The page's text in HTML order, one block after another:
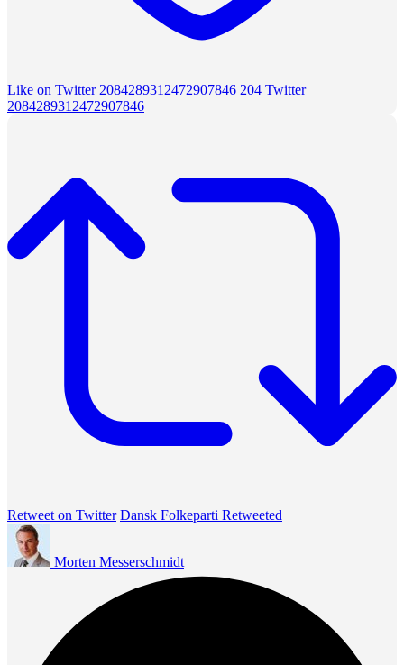
Like on Twitter 2084289312472907846 204 Twitter
2084289312472907846
Retweet on Twitter Dansk Folkeparti Retweeted
Morten Messerschmidt